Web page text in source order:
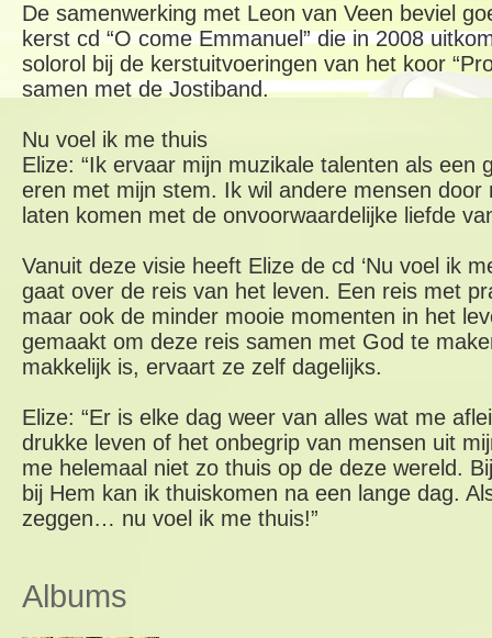
De samenwerking met Leon van Veen beviel
kerst cd “O come Emmanuel” die in 2008
solorol bij de kerstuitvoeringen van het koor
samen met de Jostiband.
Nu voel ik me thuis
Elize: “Ik ervaar mijn muzikale talenten als een
eren met mijn stem. Ik wil andere mensen door
laten komen met de onvoorwaardelijke liefde
Vanuit deze visie heeft Elize de cd ‘Nu voel ik
gaat over de reis van het leven. Een reis met
maar ook de minder mooie momenten in het
gemaakt om deze reis samen met God te
makkelijk is, ervaart ze zelf dagelijks.
Elize: “Er is elke dag weer van alles wat me
drukke leven of het onbegrip van mensen uit
me helemaal niet zo thuis op de deze wereld.
bij Hem kan ik thuiskomen na een lange dag.
zeggen… nu voel ik me thuis!”
Albums